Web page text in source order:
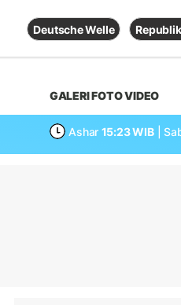
Deutsche Welle
GALERI FOTO VIDEO
Ashar 15:23 WIB |